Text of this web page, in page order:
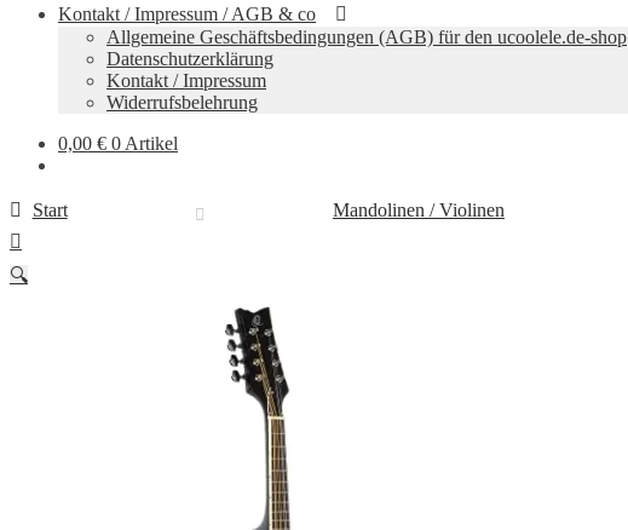
Kontakt / Impressum / AGB & co
Allgemeine Geschäftsbedingungen (AGB) für den ucoolele.de-shop
Datenschutzerklärung
Kontakt / Impressum
Widerrufsbelehrung
0,00 € 0 Artikel
Start Mandolinen / Violinen
🔍